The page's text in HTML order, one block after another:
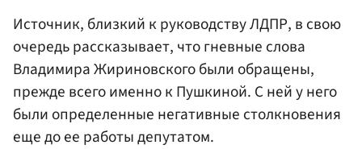
Источник, близкий к руководству ЛДПР, в свою
очередь рассказывает, что гневные слова
Владимира Жириновского были обращены,
прежде всего именно к Пушкиной. С ней у него
были определенные негативные столкновения
еще до ее работы депутатом.